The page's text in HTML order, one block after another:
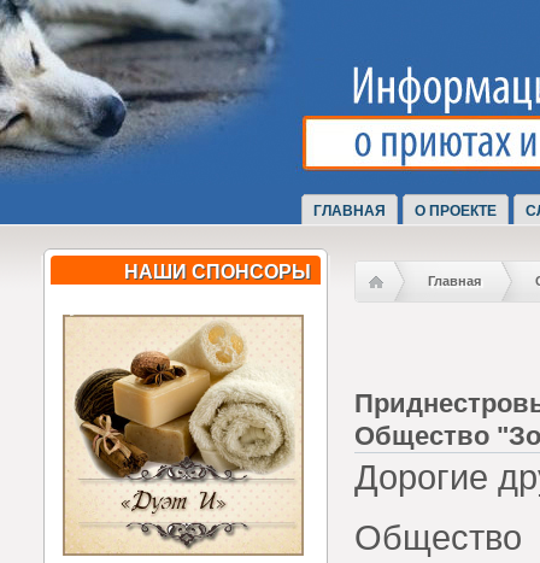
ГЛАВНАЯ О ПРОЕКТЕ
НАШИ СПОНСОРЫ Главная
Общество
Дорогие